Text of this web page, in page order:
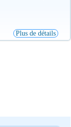
Plus de détails